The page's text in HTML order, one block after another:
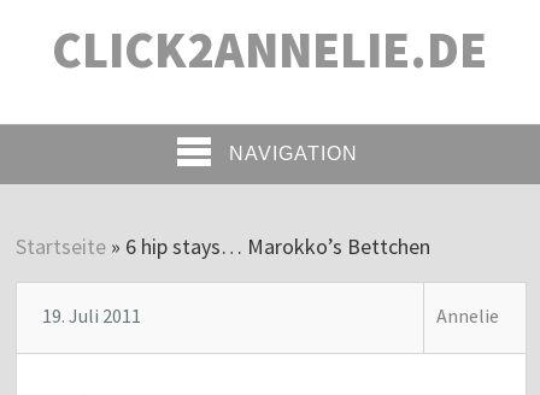
CLICK2ANNELIE.DE
NAVIGATION
Startseite » 6 hip stays… Marokko’s Bettchen
19. Juli 2011 Annelie